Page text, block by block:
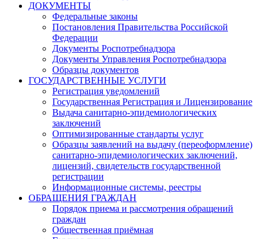
ДОКУМЕНТЫ
Федеральные законы
Постановления Правительства Российской
Федерации
Документы Роспотребнадзора
Документы Управления Роспотребнадзора
Образцы документов
ГОСУДАРСТВЕННЫЕ УСЛУГИ
Регистрация уведомлений
Государственная Регистрация и Лицензирование
Выдача санитарно-эпидемиологических
заключений
Оптимизированные стандарты услуг
Образцы заявлений на выдачу (переоформление)
санитарно-эпидемиологических заключений,
лицензий, свидетельств государственной
регистрации
Информационные системы, реестры
ОБРАЩЕНИЯ ГРАЖДАН
Порядок приема и рассмотрения обращений
граждан
Общественная приёмная